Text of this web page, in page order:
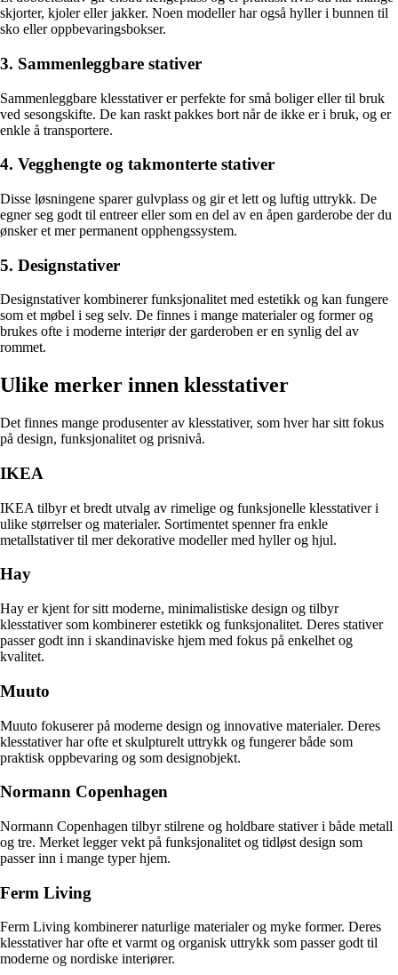
skjorter, kjoler eller jakker. Noen modeller har også hyller i bunnen til
sko eller oppbevaringsbokser.
3. Sammenleggbare stativer
Sammenleggbare klesstativer er perfekte for små boliger eller til bruk
ved sesongskifte. De kan raskt pakkes bort når de ikke er i bruk, og er
enkle å transportere.
4. Vegghengte og takmonterte stativer
Disse løsningene sparer gulvplass og gir et lett og luftig uttrykk. De
egner seg godt til entreer eller som en del av en åpen garderobe der du
ønsker et mer permanent opphengssystem.
5. Designstativer
Designstativer kombinerer funksjonalitet med estetikk og kan fungere
som et møbel i seg selv. De finnes i mange materialer og former og
brukes ofte i moderne interiør der garderoben er en synlig del av
rommet.
Ulike merker innen klesstativer
Det finnes mange produsenter av klesstativer, som hver har sitt fokus
på design, funksjonalitet og prisnivå.
IKEA
IKEA tilbyr et bredt utvalg av rimelige og funksjonelle klesstativer i
ulike størrelser og materialer. Sortimentet spenner fra enkle
metallstativer til mer dekorative modeller med hyller og hjul.
Hay
Hay er kjent for sitt moderne, minimalistiske design og tilbyr
klesstativer som kombinerer estetikk og funksjonalitet. Deres stativer
passer godt inn i skandinaviske hjem med fokus på enkelhet og
kvalitet.
Muuto
Muuto fokuserer på moderne design og innovative materialer. Deres
klesstativer har ofte et skulpturelt uttrykk og fungerer både som
praktisk oppbevaring og som designobjekt.
Normann Copenhagen
Normann Copenhagen tilbyr stilrene og holdbare stativer i både metall
og tre. Merket legger vekt på funksjonalitet og tidløst design som
passer inn i mange typer hjem.
Ferm Living
Ferm Living kombinerer naturlige materialer og myke former. Deres
klesstativer har ofte et varmt og organisk uttrykk som passer godt til
moderne og nordiske interiører.